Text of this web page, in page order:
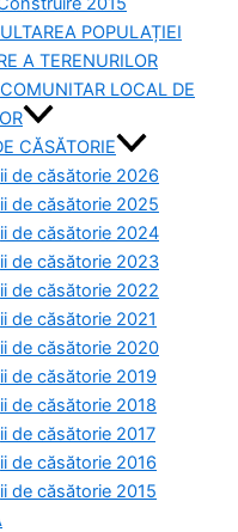
POPULAȚIEI
A TERENURILOR
LOCAL DE
CĂSĂTORIE
de căsătorie 2026
de căsătorie 2025
de căsătorie 2024
de căsătorie 2023
de căsătorie 2022
de căsătorie 2021
de căsătorie 2020
de căsătorie 2019
de căsătorie 2018
de căsătorie 2017
de căsătorie 2016
de căsătorie 2015